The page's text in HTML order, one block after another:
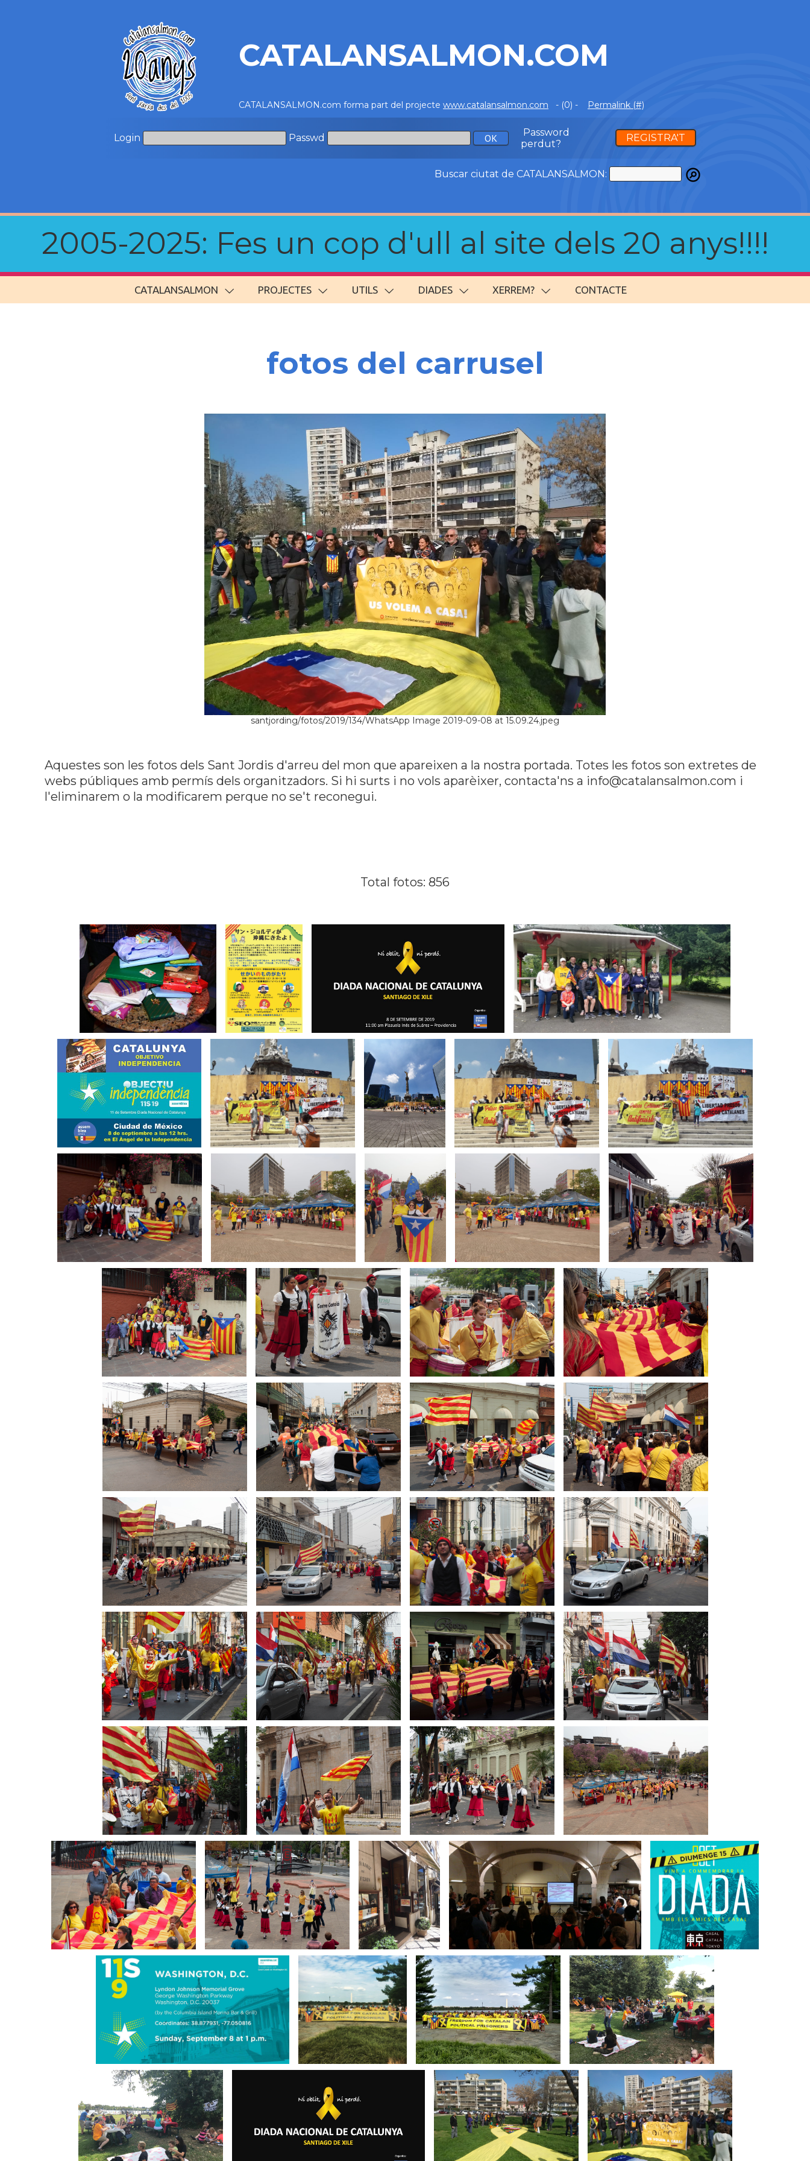
CATALANSALMON.COM
CATALANSALMON.com forma part del projecte www.catalansalmon.com - (0) - Permalink (#)
Login Passwd
Password
perdut?
REGISTRA'T
Buscar ciutat de CATALANSALMON:
2005-2025: Fes un cop d'ull al site dels 20 anys!!!!
CATALANSALMON PROJECTES UTILS DIADES XERREM? CONTACTE
fotos del carrusel
santjording/fotos/2019/134/WhatsApp Image 2019-09-08 at 15.09.24.jpeg
Aquestes son les fotos dels Sant Jordis d'arreu del mon que apareixen a la nostra portada. Totes les fotos son extretes de
webs públiques amb permís dels organitzadors. Si hi surts i no vols aparèixer, contacta'ns a info@catalansalmon.com i
l'eliminarem o la modificarem perque no se't reconegui.
Total fotos: 856